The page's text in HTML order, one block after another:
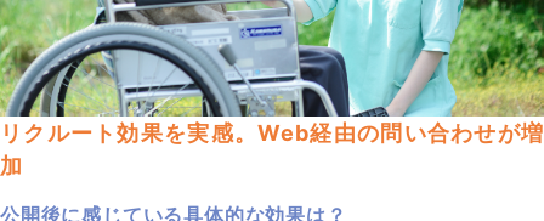
リクルート効果を実感。Web経由の問い合わせが増
加
公開後に感じている具体的な効果は？